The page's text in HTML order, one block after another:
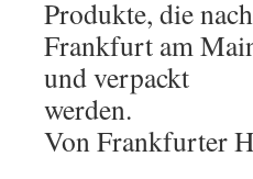
Produkte, die
Frankfurt am
und verpackt
Von Frankfurter